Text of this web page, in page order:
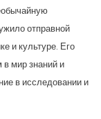
отправной
и культуре. Его
мир знаний и
в исследовании и